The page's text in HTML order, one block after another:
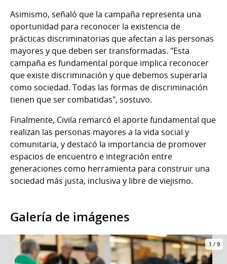
Asimismo, señaló que la campaña representa una
oportunidad para reconocer la existencia de
prácticas discriminatorias que afectan a las personas
mayores y que deben ser transformadas. "Esta
campaña es fundamental porque implica reconocer
que existe discriminación y que debemos superarla
como sociedad. Todas las formas de discriminación
tienen que ser combatidas", sostuvo.
Finalmente, Civila remarcó el aporte fundamental que
realizan las personas mayores a la vida social y
comunitaria, y destacó la importancia de promover
espacios de encuentro e integración entre
generaciones como herramienta para construir una
sociedad más justa, inclusiva y libre de viejismo.
Galería de imágenes
1/ 9